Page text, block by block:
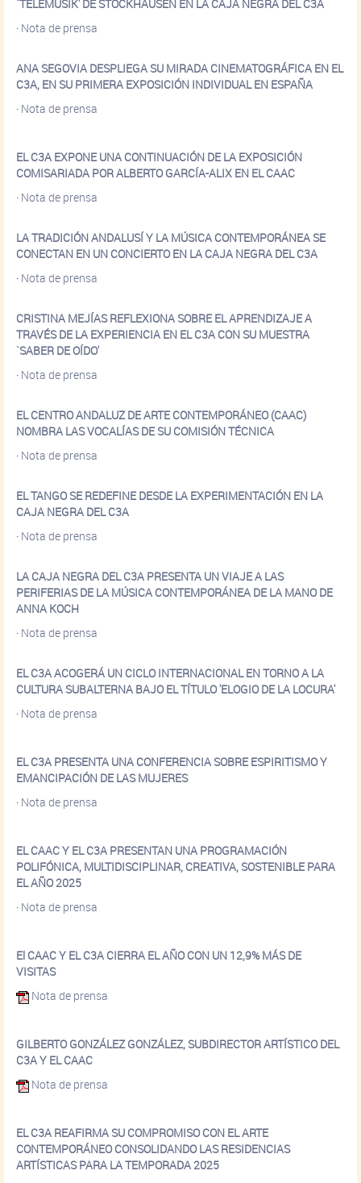
`TELEMUSIK' DE STOCKHAUSEN EN LA CAJA NEGRA DEL C3A
· Nota de prensa
ANA SEGOVIA DESPLIEGA SU MIRADA CINEMATOGRÁFICA EN EL
C3A, EN SU PRIMERA EXPOSICIÓN INDIVIDUAL EN ESPAÑA
· Nota de prensa
EL C3A EXPONE UNA CONTINUACIÓN DE LA EXPOSICIÓN
COMISARIADA POR ALBERTO GARCÍA-ALIX EN EL CAAC
· Nota de prensa
LA TRADICIÓN ANDALUSÍ Y LA MÚSICA CONTEMPORÁNEA SE
CONECTAN EN UN CONCIERTO EN LA CAJA NEGRA DEL C3A
· Nota de prensa
CRISTINA MEJÍAS REFLEXIONA SOBRE EL APRENDIZAJE A
TRAVÉS DE LA EXPERIENCIA EN EL C3A CON SU MUESTRA
`SABER DE OÍDO'
· Nota de prensa
EL CENTRO ANDALUZ DE ARTE CONTEMPORÁNEO (CAAC)
NOMBRA LAS VOCALÍAS DE SU COMISIÓN TÉCNICA
· Nota de prensa
EL TANGO SE REDEFINE DESDE LA EXPERIMENTACIÓN EN LA
CAJA NEGRA DEL C3A
· Nota de prensa
LA CAJA NEGRA DEL C3A PRESENTA UN VIAJE A LAS
PERIFERIAS DE LA MÚSICA CONTEMPORÁNEA DE LA MANO DE
ANNA KOCH
· Nota de prensa
EL C3A ACOGERÁ UN CICLO INTERNACIONAL EN TORNO A LA
CULTURA SUBALTERNA BAJO EL TÍTULO 'ELOGIO DE LA LOCURA'
· Nota de prensa
EL C3A PRESENTA UNA CONFERENCIA SOBRE ESPIRITISMO Y
EMANCIPACIÓN DE LAS MUJERES
· Nota de prensa
EL CAAC Y EL C3A PRESENTAN UNA PROGRAMACIÓN
POLIFÓNICA, MULTIDISCIPLINAR, CREATIVA, SOSTENIBLE PARA
EL AÑO 2025
· Nota de prensa
El CAAC Y EL C3A CIERRA EL AÑO CON UN 12,9% MÁS DE
VISITAS
Nota de prensa
GILBERTO GONZÁLEZ GONZÁLEZ, SUBDIRECTOR ARTÍSTICO DEL
C3A Y EL CAAC
Nota de prensa
EL C3A REAFIRMA SU COMPROMISO CON EL ARTE
CONTEMPORÁNEO CONSOLIDANDO LAS RESIDENCIAS
ARTÍSTICAS PARA LA TEMPORADA 2025